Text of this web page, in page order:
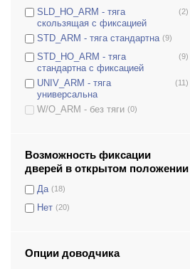
D-4550 (3)
DS-1504 (0)
DS-1554
DS-1554P
DS-2005V (2)
DS-2050T (0)
DS-2550 (0)
DS-2550P (0)
DS-2550T
DS-3550
SLD_HO_ARM - тяга
скользящая с фиксацией
(2)
STD_ARM - тяга стандартна (9)
STD_HO_ARM - тяга
стандартна с фиксацией
(9)
UNIV_ARM - тяга
универсальна
(11)
W/O_ARM - без тяги (0)
Возможность фиксации
дверей в открытом положении
Да (18)
Нет (20)
Опции доводчика